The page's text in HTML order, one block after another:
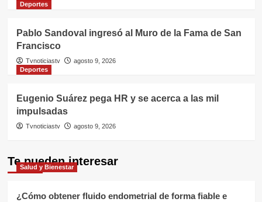
Deportes
Pablo Sandoval ingresó al Muro de la Fama de San
Francisco
Tvnoticiastv
agosto 9, 2026
Deportes
Eugenio Suárez pega HR y se acerca a las mil
impulsadas
Tvnoticiastv agosto 9, 2026
Te pueden interesar
Salud y Bienestar
¿Cómo obtener fluido endometrial de forma fiable e